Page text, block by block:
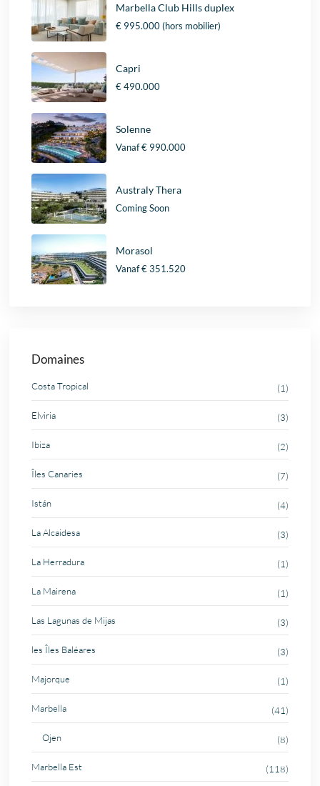
Marbella Club Hills duplex
€ 995.000(hors mobilier)
Capri
€ 490.000
Solenne
Vanaf€ 990.000
Australy Thera
Coming Soon
Morasol
Vanaf€ 351.520
Domaines
Costa Tropical (1)
Elviria (3)
Ibiza (2)
Îles Canaries (7)
Istán (4)
La Alcaidesa (3)
La Herradura (1)
La Mairena (1)
Las Lagunas de Mijas (3)
les Îles Baléares (3)
Majorque (1)
Marbella (41)
Ojen (8)
Marbella Est (118)